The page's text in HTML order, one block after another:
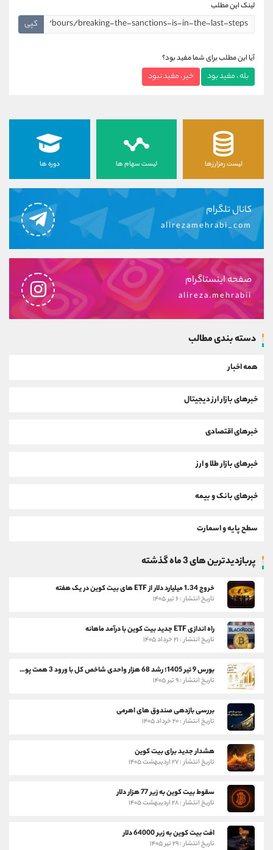
لینک این مطلب
کپی
آیا این مطلب برای شما مفید بود؟
بله ، مفید بود خیر ، مفید نبود
لیست رمزارزها لیست سهام ها دوره ها
کانال تلگرام
alirezamehrabi_com
صفحه اینستاگرام
alireza.mehrabii
دسته بندی مطالب
همه اخبار
خبرهای بازار ارز دیجیتال
خبرهای اقتصادی
خبرهای بازار طلا و ارز
خبرهای بانک و بیمه
سطح پایه و اسمارت
پربازدیدترین های 3 ماه گذشته
خروج 1.34 میلیارد دلار از ETF های بیت کوین در یک هفته
تاریخ انتشار : ۶ تیر ۱۴۰۵
راه اندازی ETF جدید بیت کوین با درآمد ماهانه
تاریخ انتشار : ۲۱ خرداد ۱۴۰۵
بورس 9 تیر 1405؛ رشد 68 هزار واحدی شاخص کل با ورود 3 همت پول حقیقی
تاریخ انتشار : ۹ تیر ۱۴۰۵
بررسی بازدهی صندوق های اهرمی
تاریخ انتشار : ۲۰ خرداد ۱۴۰۵
هشدار جدید برای بیت کوین
تاریخ انتشار : ۲۷ اردیبهشت ۱۴۰۵
سقوط بیت کوین به زیر 77 هزار دلار
تاریخ انتشار : ۲۸ اردیبهشت ۱۴۰۵
افت بیت کوین به زیر 64000 دلار
تاریخ انتشار : ۲۹ تیر ۱۴۰۵